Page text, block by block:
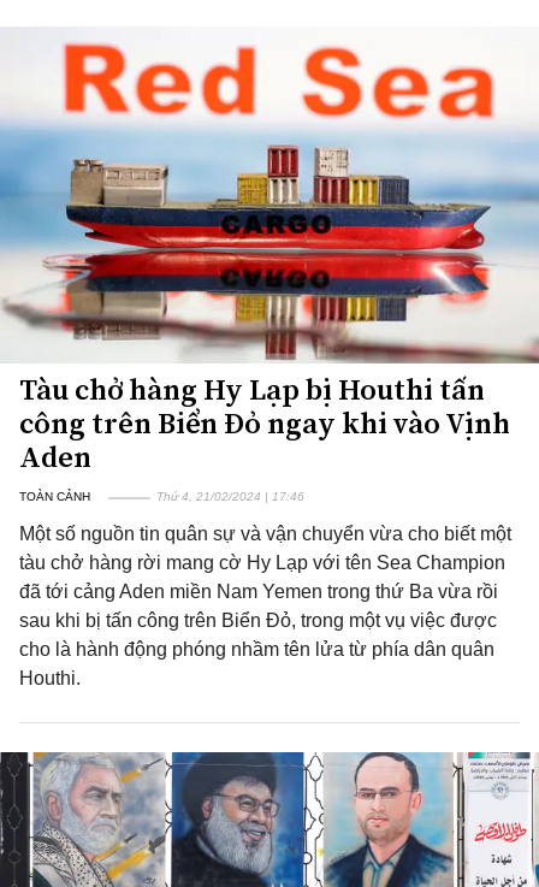
Tàu chở hàng Hy Lạp bị Houthi tấn
công trên Biển Đỏ ngay khi vào Vịnh
Aden
TOÀN CẢNH Thứ 4, 21/02/2024 | 17:46
Một số nguồn tin quân sự và vận chuyển vừa cho biết một
tàu chở hàng rời mang cờ Hy Lạp với tên Sea Champion
đã tới cảng Aden miền Nam Yemen trong thứ Ba vừa rồi
sau khi bị tấn công trên Biển Đỏ, trong một vụ việc được
cho là hành động phóng nhầm tên lửa từ phía dân quân
Houthi.